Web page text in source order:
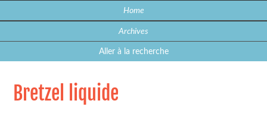
Home
Archives
Aller à la recherche
Bretzel liquide